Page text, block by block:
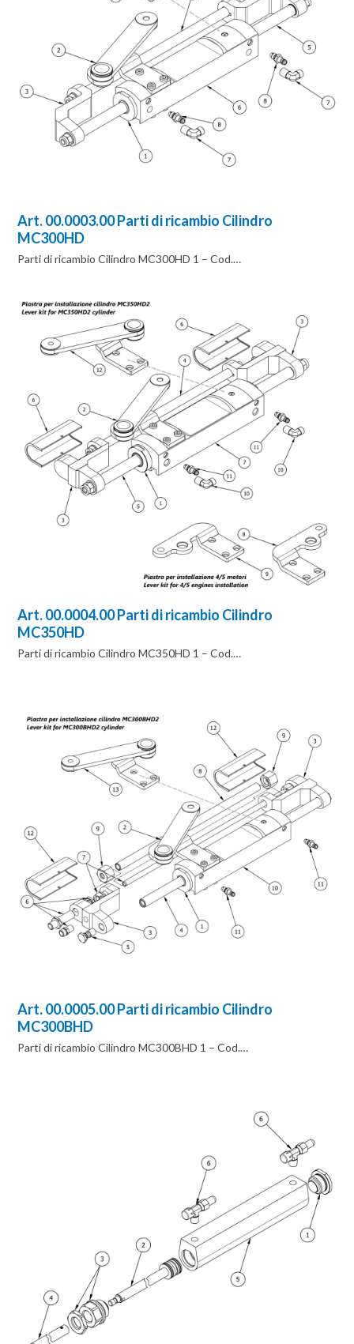
Art. 00.0003.00 Parti di ricambio Cilindro
MC300HD
Parti di ricambio Cilindro MC300HD 1 – Cod.…
Art. 00.0004.00 Parti di ricambio Cilindro
MC350HD
Parti di ricambio Cilindro MC350HD 1 – Cod.…
Art. 00.0005.00 Parti di ricambio Cilindro
MC300BHD
Parti di ricambio Cilindro MC300BHD 1 – Cod.…